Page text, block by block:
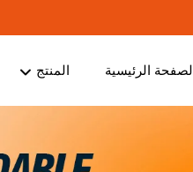
الصفحة الرئيسية المنتج